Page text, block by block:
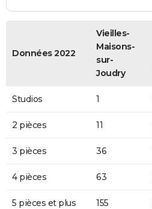
Données 2022
Vieilles-
Maisons-
sur-
Joudry
Studios 1
2 pièces 11
3 pièces 36
4 pièces 63
5 pièces et plus 155